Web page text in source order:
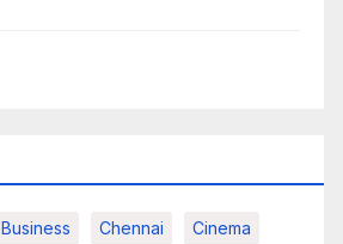
Business Chennai Cinema